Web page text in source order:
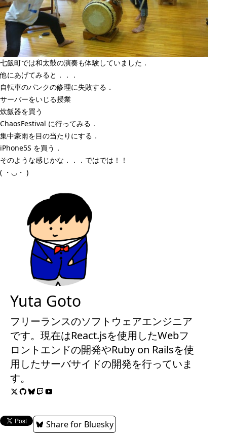
七飯町では和太鼓の演奏も体験していました．
他にあげてみると．．．
自転車のパンクの修理に失敗する．
サーバーをいじる授業
炊飯器を買う
ChaosFestival に行ってみる．
集中豪雨を目の当たりにする．
iPhone5S を買う．
そのような感じかな．．．ではでは！！
( ・◡・ )
Yuta Goto
フリーランスのソフトウェアエンジニア
です。現在はReact.jsを使用したWebフ
ロントエンドの開発やRuby on Railsを使
用したサーバサイドの開発を行っていま
す。
Share for Bluesky